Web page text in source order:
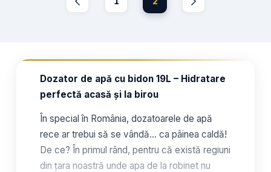
Dozator de apă cu bidon 19L – Hidratare
perfectă acasă și la birou
În special în România, dozatoarele de apă
rece ar trebui să se vândă… ca pâinea caldă!
De ce? În primul rând, pentru că există regiuni
din țara noastră unde apa de la robinet nu